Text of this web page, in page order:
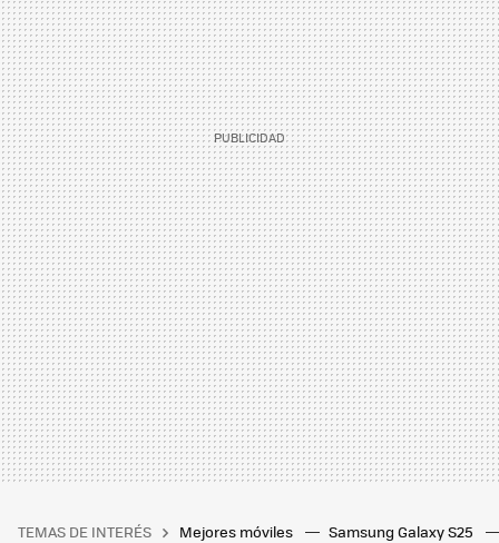
TEMAS DE INTERÉS Mejores móviles Samsung Galaxy S25